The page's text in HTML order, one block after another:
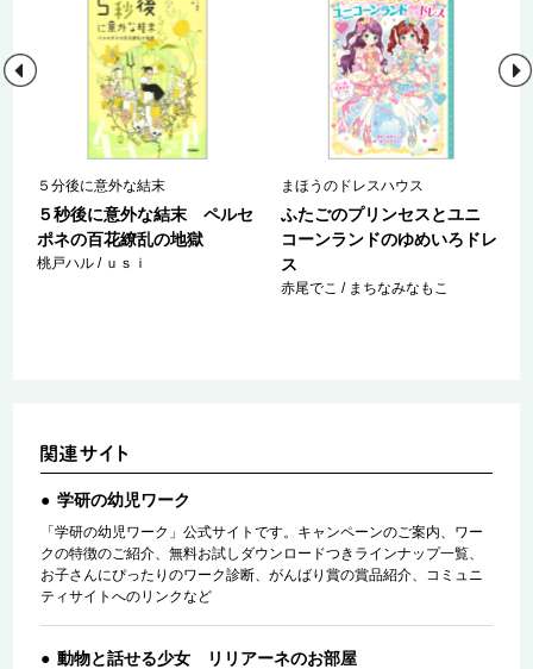
５分後に意外な結末
５秒後に意外な結末 ペルセ
ポネの百花繚乱の地獄
桃戸ハル / ｕｓｉ
まほうのドレスハウス
ふたごのプリンセスとユニ
コーンランドのゆめいろドレ
ス
赤尾でこ / まちなみなもこ
学研の幼児ワーク
「学研の幼児ワーク」公式サイトです。キャンペーンのご案内、ワー
クの特徴のご紹介、無料お試しダウンロードつきラインナップ一覧、
お子さんにぴったりのワーク診断、がんばり賞の賞品紹介、コミュニ
ティサイトへのリンクなど
動物と話せる少女 リリアーネのお部屋